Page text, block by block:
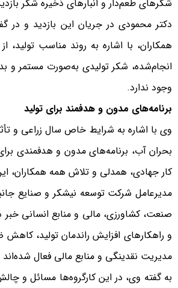
شکرهای طعم‌دار و انبارهای ذخیره شکر
دکتر محمودی در جریان این بازدید و در
همکاران، با اشاره به روند مناسب تولید،
انجام‌شده، شکر تولیدی به‌صورت مستمر و
وجود ندارد.
برنامه‌های مدون و هدفمند برای تولید
وی با اشاره به شرایط خاص سال زراعی و
بحران آب، برنامه‌های مدون و هدفمندی
کار جهادی، همدلی و تلاش همه همکاران،
مدیرعامل شرکت توسعه نیشکر و صنایع
صنعت، کشاورزی، مالی و منابع انسانی
و راهکارهای افزایش راندمان تولید، کاهش
مدیریت نقدینگی و منابع مالی فعال
به گفته وی، در این کارگروه‌ها مسائل و